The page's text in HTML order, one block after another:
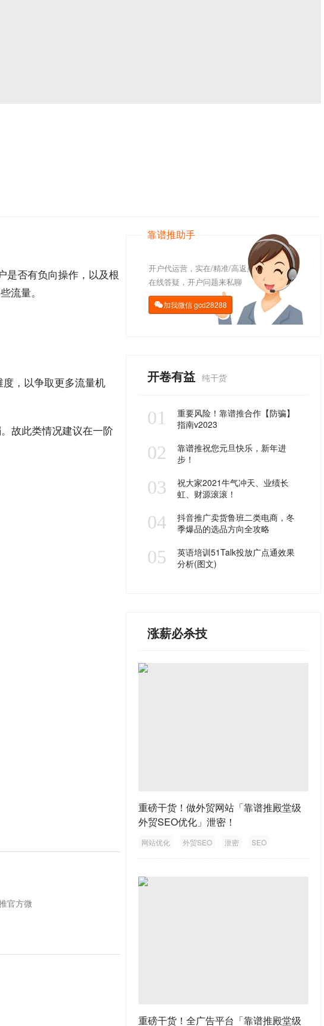
是否有负向操作，以及根
流量。
度，以争取更多流量机
故此类情况建议在一阶
官方微
靠谱推助手
开户代运营，实在/精准/高返点
在线答疑，开户问题来私聊
加我微信gcd28288
开卷有益 纯干货
01
重要风险！靠谱推合作【防骗】
指南v2023
02
靠谱推祝您元旦快乐，新年进
步！
03
祝大家2021牛气冲天、业绩长
虹、财源滚滚！
04
抖音推广卖货鲁班二类电商，冬
季爆品的选品方向全攻略
05
英语培训51Talk投放广点通效果
分析(图文)
涨薪必杀技
重磅干货！做外贸网站「靠谱推殿堂级
外贸SEO优化」泄密！
网站优化 外贸SEO 泄密
SEO
重磅干货！全广告平台「靠谱推殿堂级